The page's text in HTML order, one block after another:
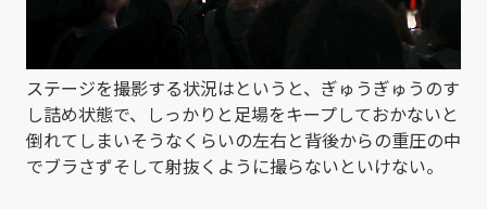
ステージを撮影する状況はというと、ぎゅうぎゅうのす
し詰め状態で、しっかりと足場をキープしておかないと
倒れてしまいそうなくらいの左右と背後からの重圧の中
でブラさずそして射抜くように撮らないといけない。